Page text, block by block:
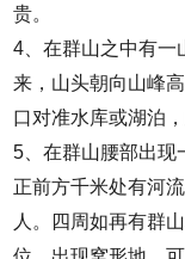
贵。
4、在群山之中有一
来，山头朝向山峰
口对准水库或湖泊
5、在群山腰部出现
正前方千米处有河
人。四周如再有群